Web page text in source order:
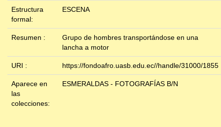
Estructura
formal:
ESCENA
Resumen :
Grupo de hombres transportándose en una
lancha a motor
URI : https://fondoafro.uasb.edu.ec//handle/31000/1855
Aparece en
las
colecciones:
ESMERALDAS - FOTOGRAFÍAS B/N